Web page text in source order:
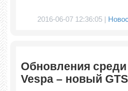
2016-06-07 12:36:05 |
Обновления среди
Vespa – новый GTS